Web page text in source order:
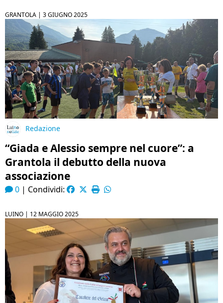
GRANTOLA | 3 GIUGNO 2025
Redazione
“Giada e Alessio sempre nel cuore”: a
Grantola il debutto della nuova
associazione
0 | Condividi:
LUINO | 12 MAGGIO 2025